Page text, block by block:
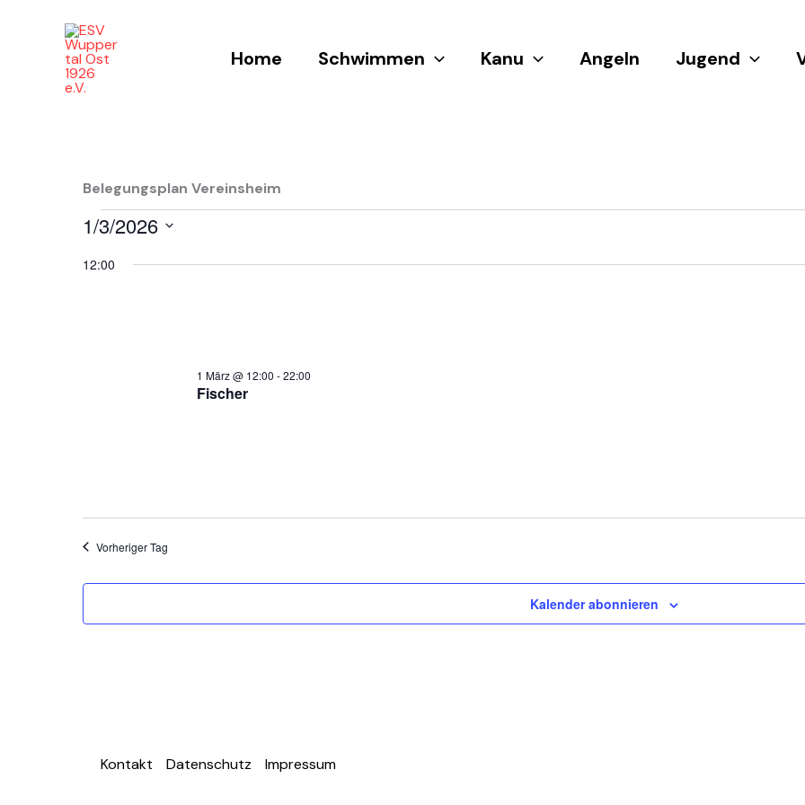
Home Schwimmen Kanu Angeln Jugend
Belegungsplan Vereinsheim
Veranstaltungen
1
1/3/2026
wählen.
12:00
Fischer
1 März @ 12:00 -22:00
Vorheriger Tag
Kalender abonnieren
Kontakt Datenschutz Impressum